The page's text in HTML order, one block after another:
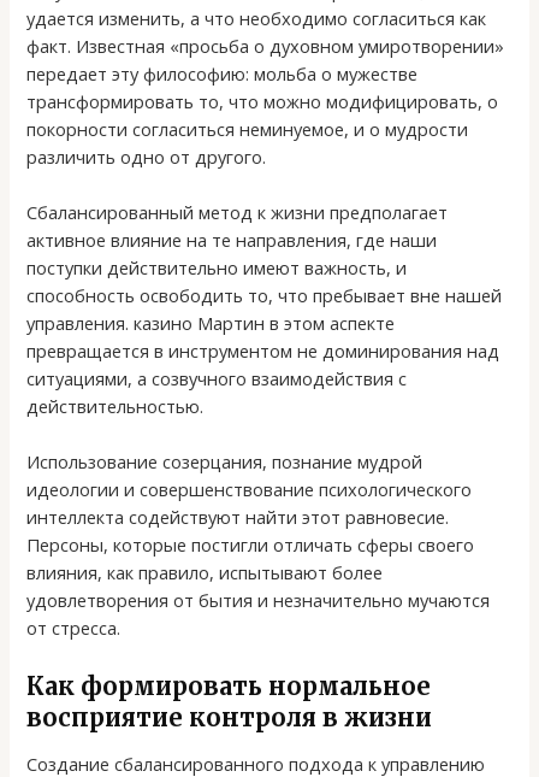
удается изменить, а что необходимо согласиться как
факт. Известная «просьба о духовном умиротворении»
передает эту философию: мольба о мужестве
трансформировать то, что можно модифицировать, о
покорности согласиться неминуемое, и о мудрости
различить одно от другого.
Сбалансированный метод к жизни предполагает
активное влияние на те направления, где наши
поступки действительно имеют важность, и
способность освободить то, что пребывает вне нашей
управления. казино Мартин в этом аспекте
превращается в инструментом не доминирования над
ситуациями, а созвучного взаимодействия с
действительностью.
Использование созерцания, познание мудрой
идеологии и совершенствование психологического
интеллекта содействуют найти этот равновесие.
Персоны, которые постигли отличать сферы своего
влияния, как правило, испытывают более
удовлетворения от бытия и незначительно мучаются
от стресса.
Как формировать нормальное
восприятие контроля в жизни
Создание сбалансированного подхода к управлению